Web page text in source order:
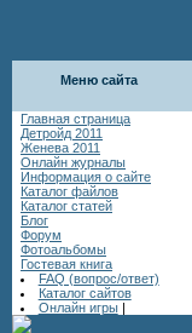
Меню сайта
Главная страница
Детройд 2011
Женева 2011
Онлайн журналы
Информация о сайте
Каталог файлов
Каталог статей
Блог
Форум
Фотоальбомы
Гостевая книга
FAQ (вопрос/ответ)
Каталог сайтов
Онлайн игры |